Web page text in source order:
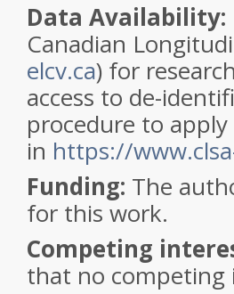
Data Availability:
Canadian
elcv.ca) for
access to de-
procedure to
in https://
Funding: The
for this work.
Competing
that no competing